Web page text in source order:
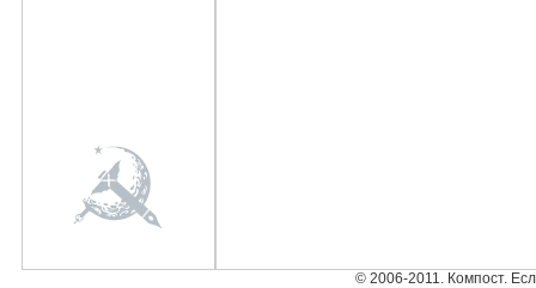
© 2006-2011. Компост.